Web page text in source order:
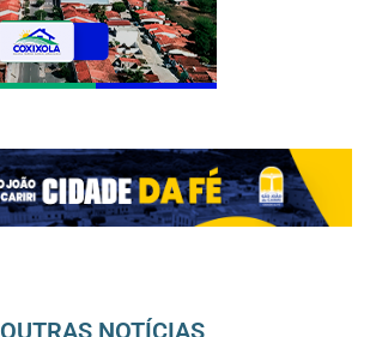
OUTRAS NOTÍCIAS